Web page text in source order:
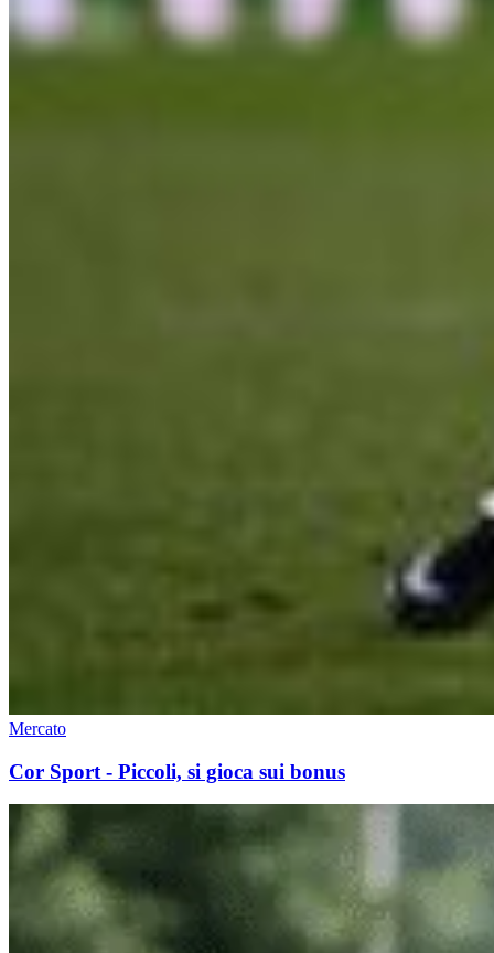
Mercato
Cor Sport - Piccoli, si gioca sui bonus